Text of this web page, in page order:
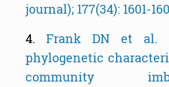
journal); 177(34): 1601-
4. Frank DN et al.
phylogenetic
community